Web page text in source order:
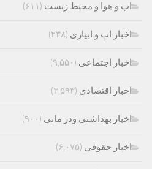
اب و هوا و محیط زیست (۶۱۱)
اخبار اب و ابیاری (۲۳۸)
اخبار اجتماعی (۹,۵۵۰)
اخبار اقتصادی (۳,۵۹۳)
اخبار بهداشتی ودر مانی (۹۰۰)
اخبار حقوقی (۶,۰۷۵)